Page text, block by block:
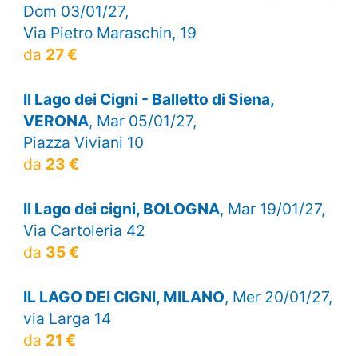
Dom 03/01/27,
Via Pietro Maraschin, 19
da 27 €
Il Lago dei Cigni - Balletto di Siena,
VERONA, Mar 05/01/27,
Piazza Viviani 10
da 23 €
Il Lago dei cigni, BOLOGNA, Mar 19/01/27,
Via Cartoleria 42
da 35 €
IL LAGO DEI CIGNI, MILANO, Mer 20/01/27,
via Larga 14
da 21 €